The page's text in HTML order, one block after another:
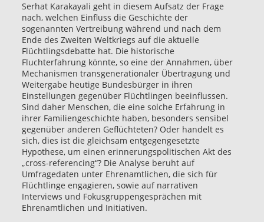
Serhat Karakayali geht in diesem Aufsatz der Frage
nach, welchen Einfluss die Geschichte der
sogenannten Vertreibung während und nach dem
Ende des Zweiten Weltkriegs auf die aktuelle
Flüchtlingsdebatte hat. Die historische
Fluchterfahrung könnte, so eine der Annahmen, über
Mechanismen transgenerationaler Übertragung und
Weitergabe heutige Bundesbürger in ihren
Einstellungen gegenüber Flüchtlingen beeinflussen.
Sind daher Menschen, die eine solche Erfahrung in
ihrer Familiengeschichte haben, besonders sensibel
gegenüber anderen Geflüchteten? Oder handelt es
sich, dies ist die gleichsam entgegengesetzte
Hypothese, um einen erinnerungspolitischen Akt des
„cross-referencing“? Die Analyse beruht auf
Umfragedaten unter Ehrenamtlichen, die sich für
Flüchtlinge engagieren, sowie auf narrativen
Interviews und Fokusgruppengesprächen mit
Ehrenamtlichen und Initiativen.